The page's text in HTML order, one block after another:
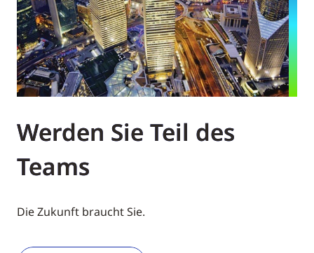
Werden Sie Teil des
Teams
Die Zukunft braucht Sie.